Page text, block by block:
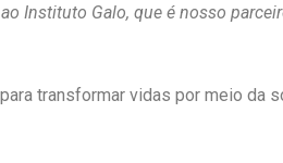
Instituto Galo, que é nosso
transformar vidas por meio da